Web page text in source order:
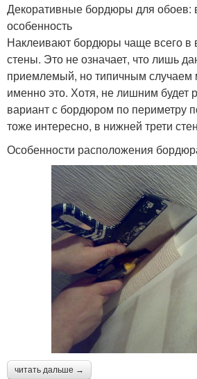
Декоративные бордюры для обоев:
особенность
Наклеивают бордюры чаще всего в
стены. Это не означает, что лишь
приемлемый, но типичным случаем
именно это. Хотя, не лишним будет
вариант с бордюром по периметру
тоже интересно, в нижней трети
Особенности расположения
читать дальше →